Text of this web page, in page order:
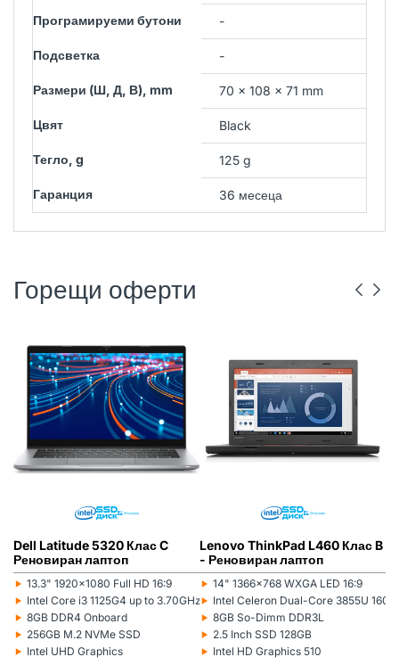
Програмируеми бутони -
Подсветка -
Размери (Ш, Д, В), mm 70 x 108 x 71 mm
Цвят Black
Тегло, g 125 g
Гаранция 36 месеца
Горещи оферти
Dell Latitude 5320 Клас C
Реновиран лаптоп
‣
Монитор:
13.3" 1920x1080 Full HD 16:9
‣
Процесор:
Intel Core i3 1125G4 up to 3.70GHz 8MB
‣
Рам памет:
8GB DDR4 Onboard
‣
Хард диск:
256GB M.2 NVMe SSD
‣
Видеокарта:
Intel UHD Graphics
Lenovo ThinkPad L460 Клас B
- Реновиран лаптоп
‣
Монитор:
14" 1366x768 WXGA LED 16:9
‣
Процесор:
Intel Celeron Dual-Core 3855U
‣
Рам памет:
8GB So-Dimm DDR3L
‣
Хард диск:
2.5 Inch SSD 128GB
‣
Видеокарта:
Intel HD Graphics 510